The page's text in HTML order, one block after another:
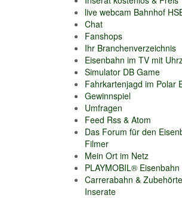
live webcam Bahnhof
Chat
Fanshops
Ihr Branchenverzeichnis
Eisenbahn im TV mit
Simulator DB Game
Fahrkartenjagd im Polar
Gewinnspiel
Umfragen
Feed Rss & Atom
Das Forum für den
Filmer
Mein Ort im Netz
PLAYMOBIL®
Carrerabahn &
Inserate